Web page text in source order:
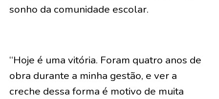
sonho da comunidade escolar.
“Hoje é uma vitória. Foram quatro anos de
obra durante a minha gestão, e ver a
creche dessa forma é motivo de muita